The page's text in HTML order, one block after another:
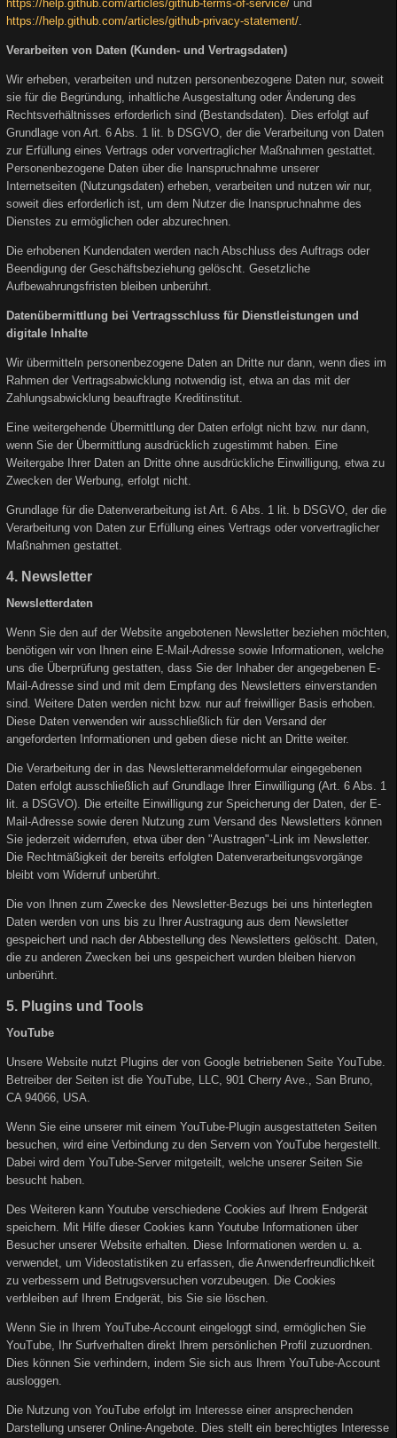
https://help.github.com/articles/github-terms-of-service/ und
https://help.github.com/articles/github-privacy-statement/.
Verarbeiten von Daten (Kunden- und Vertragsdaten)
Wir erheben, verarbeiten und nutzen personenbezogene Daten nur, soweit
sie für die Begründung, inhaltliche Ausgestaltung oder Änderung des
Rechtsverhältnisses erforderlich sind (Bestandsdaten). Dies erfolgt auf
Grundlage von Art. 6 Abs. 1 lit. b DSGVO, der die Verarbeitung von Daten
zur Erfüllung eines Vertrags oder vorvertraglicher Maßnahmen gestattet.
Personenbezogene Daten über die Inanspruchnahme unserer
Internetseiten (Nutzungsdaten) erheben, verarbeiten und nutzen wir nur,
soweit dies erforderlich ist, um dem Nutzer die Inanspruchnahme des
Dienstes zu ermöglichen oder abzurechnen.
Die erhobenen Kundendaten werden nach Abschluss des Auftrags oder
Beendigung der Geschäftsbeziehung gelöscht. Gesetzliche
Aufbewahrungsfristen bleiben unberührt.
Datenübermittlung bei Vertragsschluss für Dienstleistungen und
digitale Inhalte
Wir übermitteln personenbezogene Daten an Dritte nur dann, wenn dies im
Rahmen der Vertragsabwicklung notwendig ist, etwa an das mit der
Zahlungsabwicklung beauftragte Kreditinstitut.
Eine weitergehende Übermittlung der Daten erfolgt nicht bzw. nur dann,
wenn Sie der Übermittlung ausdrücklich zugestimmt haben. Eine
Weitergabe Ihrer Daten an Dritte ohne ausdrückliche Einwilligung, etwa zu
Zwecken der Werbung, erfolgt nicht.
Grundlage für die Datenverarbeitung ist Art. 6 Abs. 1 lit. b DSGVO, der die
Verarbeitung von Daten zur Erfüllung eines Vertrags oder vorvertraglicher
Maßnahmen gestattet.
4. Newsletter
Newsletterdaten
Wenn Sie den auf der Website angebotenen Newsletter beziehen möchten,
benötigen wir von Ihnen eine E-Mail-Adresse sowie Informationen, welche
uns die Überprüfung gestatten, dass Sie der Inhaber der angegebenen E-
Mail-Adresse sind und mit dem Empfang des Newsletters einverstanden
sind. Weitere Daten werden nicht bzw. nur auf freiwilliger Basis erhoben.
Diese Daten verwenden wir ausschließlich für den Versand der
angeforderten Informationen und geben diese nicht an Dritte weiter.
Die Verarbeitung der in das Newsletteranmeldeformular eingegebenen
Daten erfolgt ausschließlich auf Grundlage Ihrer Einwilligung (Art. 6 Abs. 1
lit. a DSGVO). Die erteilte Einwilligung zur Speicherung der Daten, der E-
Mail-Adresse sowie deren Nutzung zum Versand des Newsletters können
Sie jederzeit widerrufen, etwa über den "Austragen"-Link im Newsletter.
Die Rechtmäßigkeit der bereits erfolgten Datenverarbeitungsvorgänge
bleibt vom Widerruf unberührt.
Die von Ihnen zum Zwecke des Newsletter-Bezugs bei uns hinterlegten
Daten werden von uns bis zu Ihrer Austragung aus dem Newsletter
gespeichert und nach der Abbestellung des Newsletters gelöscht. Daten,
die zu anderen Zwecken bei uns gespeichert wurden bleiben hiervon
unberührt.
5. Plugins und Tools
YouTube
Unsere Website nutzt Plugins der von Google betriebenen Seite YouTube.
Betreiber der Seiten ist die YouTube, LLC, 901 Cherry Ave., San Bruno,
CA 94066, USA.
Wenn Sie eine unserer mit einem YouTube-Plugin ausgestatteten Seiten
besuchen, wird eine Verbindung zu den Servern von YouTube hergestellt.
Dabei wird dem YouTube-Server mitgeteilt, welche unserer Seiten Sie
besucht haben.
Des Weiteren kann Youtube verschiedene Cookies auf Ihrem Endgerät
speichern. Mit Hilfe dieser Cookies kann Youtube Informationen über
Besucher unserer Website erhalten. Diese Informationen werden u. a.
verwendet, um Videostatistiken zu erfassen, die Anwenderfreundlichkeit
zu verbessern und Betrugsversuchen vorzubeugen. Die Cookies
verbleiben auf Ihrem Endgerät, bis Sie sie löschen.
Wenn Sie in Ihrem YouTube-Account eingeloggt sind, ermöglichen Sie
YouTube, Ihr Surfverhalten direkt Ihrem persönlichen Profil zuzuordnen.
Dies können Sie verhindern, indem Sie sich aus Ihrem YouTube-Account
ausloggen.
Die Nutzung von YouTube erfolgt im Interesse einer ansprechenden
Darstellung unserer Online-Angebote. Dies stellt ein berechtigtes Interesse